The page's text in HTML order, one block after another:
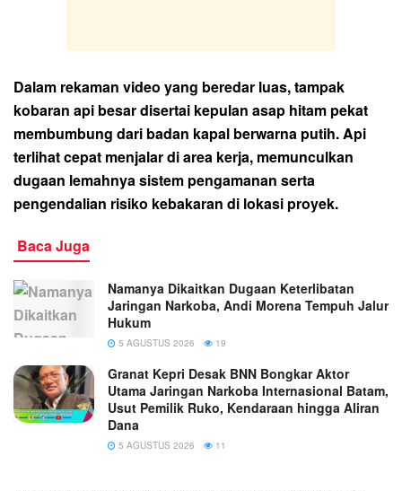
Dalam rekaman video yang beredar luas, tampak
kobaran api besar disertai kepulan asap hitam pekat
membumbung dari badan kapal berwarna putih. Api
terlihat cepat menjalar di area kerja, memunculkan
dugaan lemahnya sistem pengamanan serta
pengendalian risiko kebakaran di lokasi proyek.
Baca Juga
Namanya Dikaitkan Dugaan Keterlibatan
Jaringan Narkoba, Andi Morena Tempuh Jalur
Hukum
5 AGUSTUS 2026 19
Granat Kepri Desak BNN Bongkar Aktor
Utama Jaringan Narkoba Internasional Batam,
Usut Pemilik Ruko, Kendaraan hingga Aliran
Dana
5 AGUSTUS 2026 11